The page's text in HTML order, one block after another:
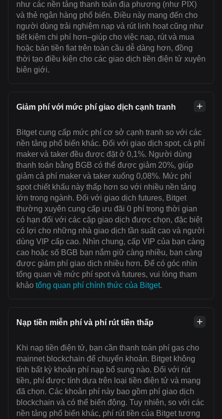
như các nền tảng thanh toán địa phương (như PIX)
và thẻ ngân hàng phổ biến. Điều này mang đến cho
người dùng trải nghiệm nạp và rút linh hoạt cũng như
tiết kiệm chi phí hơn–giúp cho việc nạp, rút và mua
hoặc bán tiền fiat trên toàn cầu dễ dàng hơn, đồng
thời tạo điều kiện cho các giao dịch tiền điện tử xuyên
biên giới.
Giảm phí với mức phí giao dịch cạnh tranh
Bitget cung cấp mức phí cơ sở cạnh tranh so với các
nền tảng phổ biến khác. Đối với giao dịch spot, cả phí
maker và taker đều được đặt ở 0,1%. Người dùng
thanh toán bằng BGB có thể được giảm 20%, giúp
giảm cả phí maker và taker xuống 0,08%. Mức phí
spot chiết khấu này thấp hơn so với nhiều nền tảng
lớn trong ngành. Đối với giao dịch futures, Bitget
thường xuyên cung cấp ưu đãi 0 phí trong thời gian
có hạn đối với các cặp giao dịch được chọn, đặc biệt
có lợi cho những nhà giao dịch tần suất cao và người
dùng VIP cấp cao. Nhìn chung, cấp VIP của bạn càng
cao hoặc số BGB bạn nắm giữ càng nhiều, bạn càng
được giảm phí giao dịch nhiều hơn. Để có góc nhìn
tổng quan về mức phí spot và futures, vui lòng tham
khảo tổng quan phí chính thức của Bitget.
Nạp tiền miễn phí và phí rút tiền thấp
Khi nạp tiền điện tử, bạn cần thanh toán ‌phí gas cho
mainnet blockchain để chuyển khoản. Bitget không
tính bất kỳ khoản phí nạp bổ sung nào. Đối với rút
tiền, phí được tính dựa trên loại tiền điện tử và mạng
đã chọn. Các khoản phí này bao gồm phí giao dịch
blockchain và có thể biến động. Tuy nhiên, so với các
nền tảng phổ biến khác, phí rút tiền của Bitget tương